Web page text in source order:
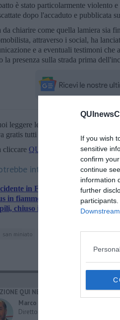
If you wish
sensitive
confirm
continue
information
further
è stato particolarmente violento
dopo l'accaduto e pubblicata
da chiarire come quella lamiera sia
attraverso i social, ha
e a eventuali testimoni che
la presenza sulla strada prima
leggere le notizie principali della
gratis tutti i giorni alle 20:00
cliccare QUI
interessare anche:
in FiPiLi, traffico
in fiamme sulla Fipili
chiuso il tratto nel Cuoio per
san miniato
QUI NEWS
Marco Migli
Direttore Responsabile